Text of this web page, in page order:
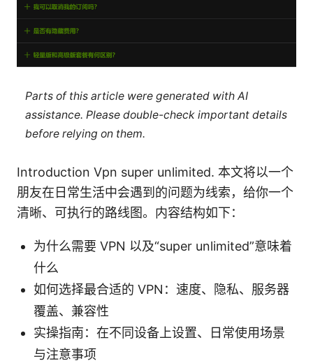
Parts of this article were generated with AI
assistance. Please double-check important details
before relying on them.
Introduction Vpn super unlimited. 本文将以一个
朋友在日常生活中会遇到的问题为线索，给你一个
清晰、可执行的路线图。内容结构如下：
为什么需要 VPN 以及“super unlimited”意味着
什么
如何选择最合适的 VPN：速度、隐私、服务器
覆盖、兼容性
实操指南：在不同设备上设置、日常使用场景
与注意事项